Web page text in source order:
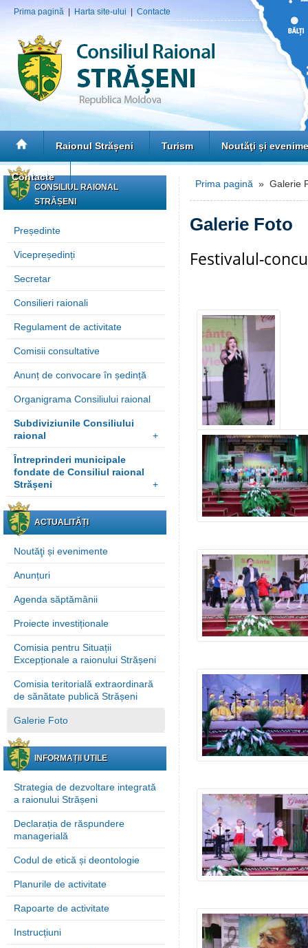
Prima pagină Harta site-ului Contacte
Raionul Strășeni Turism Noutăţi și
Contacte
CONSILIUL RAIONAL
STRĂȘENI
Președinte
Vicepreședinți
Secretar
Consilieri raionali
Regulament de activitate
Comisii consultative
Anunț de convocare în ședință
Organigrama Consiliului raional
Subdiviziunile Consiliului
raional
+
Întreprinderi municipale
fondate de Consiliul raional
Strășeni
+
ACTUALITĂȚI
Noutăţi și evenimente
Anunțuri
Agenda săptămânii
Proiecte investiționale
Comisia pentru Situații
Excepționale a raionului Strășeni
Comisia teritorială extraordinară
de sănătate publică Strășeni
Galerie Foto
INFORMAȚII UTILE
Strategia de dezvoltare integrată
a raionului Strășeni
Declarația de răspundere
managerială
Codul de etică și deontologie
Planurile de activitate
Rapoarte de activitate
Instrucțiuni
Prima pagină » Galerie
Galerie Foto
Festivalul-